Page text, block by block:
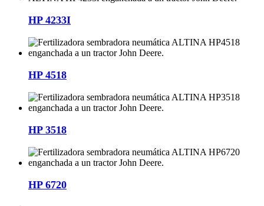
HP 4233I
HP 4518
HP 3518
HP 6720